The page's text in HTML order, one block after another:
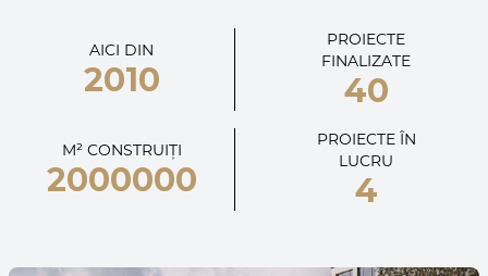
AICI DIN
2010
PROIECTE
FINALIZATE
40
M² CONSTRUIȚI
2000000
PROIECTE ÎN
LUCRU
4